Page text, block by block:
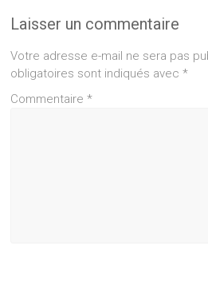
Laisser un commentaire
Votre adresse e-mail ne sera pas
obligatoires sont indiqués avec*
Commentaire*